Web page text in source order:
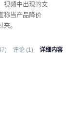
视频中出现的文
称当产品降价
。
评论 (1) 详细内容